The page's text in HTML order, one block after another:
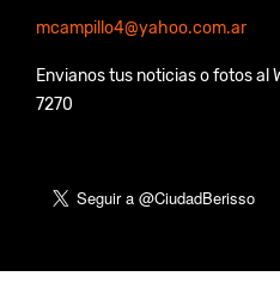
mcampillo4@yahoo.com.ar
Envianos tus noticias o fotos al
7270